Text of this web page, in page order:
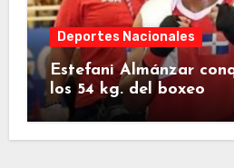
Deportes Nacionales
Estefani Almánzar
los 54 kg. del boxeo